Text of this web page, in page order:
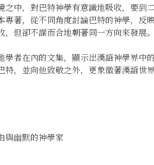
之中，對巴特神學有意識地吸收，要到
專著，從不同角度討論巴特的神學，
，但卻不謀而合地朝著同一方向來發展。
學者在內的文集，顯示出漢語神學界
特，並向他致敬之外，更象徵著漢語世
與幽默的神學家